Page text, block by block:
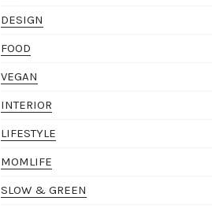
DESIGN
FOOD
VEGAN
INTERIOR
LIFESTYLE
MOMLIFE
SLOW & GREEN